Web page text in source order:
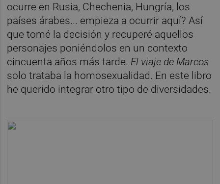
ocurre en Rusia, Chechenia, Hungría, los
países árabes... empieza a ocurrir aquí? Así
que tomé la decisión y recuperé aquellos
personajes poniéndolos en un contexto
cincuenta años más tarde. El viaje de Marcos
solo trataba la homosexualidad. En este libro
he querido integrar otro tipo de diversidades.